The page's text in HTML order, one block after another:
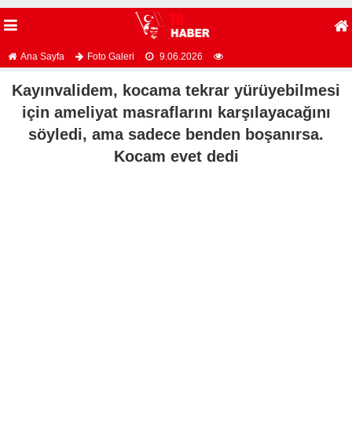
Ana Sayfa Foto Galeri 9.06.2026
Kayınvalidem, kocama tekrar yürüyebilmesi
için ameliyat masraflarını karşılayacağını
söyledi, ama sadece benden boşanırsa.
Kocam evet dedi